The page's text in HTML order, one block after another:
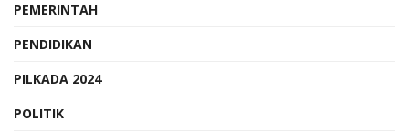
PEMERINTAH
PENDIDIKAN
PILKADA 2024
POLITIK